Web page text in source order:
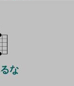
な